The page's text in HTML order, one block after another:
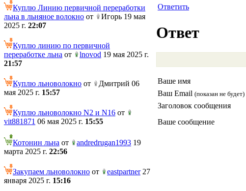
Куплю Линию первичной переработки
льна в льняное волокно от
Игорь 19 мая
2025 г. 22:07
Куплю линию по первичной
переработке льна от lnovod 19 мая 2025 г.
21:57
Куплю льноволокно от
Дмитрий 06
мая 2025 г. 15:57
Куплю льноволокно N2 и N16 от
vit881871 06 мая 2025 г. 15:55
Котонин льна от andredrugan1993 19
марта 2025 г. 22:56
Закупаем льноволокно от eastpartner27
января 2025 г. 15:16
Ответить
Ответ
Ваше имя
Ваш Email (показан не будет)
Заголовок сообщения
Ваше сообщение